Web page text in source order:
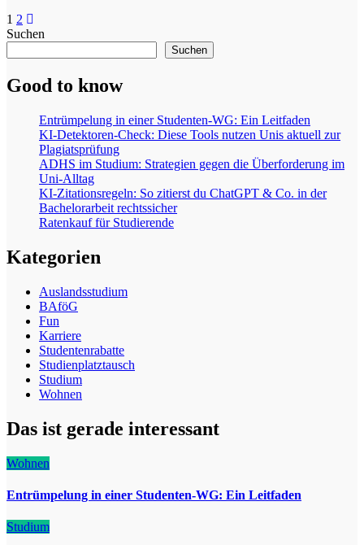
Seitennummerierung
der
1 2
Suchen
Suchen
Good to know
Entrümpelung in einer Studenten-WG: Ein Leitfaden
KI-Detektoren-Check: Diese Tools nutzen Unis aktuell zur
Plagiatsprüfung
ADHS im Studium: Strategien gegen die Überforderung im
Uni-Alltag
KI-Zitationsregeln: So zitierst du ChatGPT & Co. in der
Bachelorarbeit rechtssicher
Ratenkauf für Studierende
Kategorien
Auslandsstudium
BAföG
Fun
Karriere
Studentenrabatte
Studienplatztausch
Studium
Wohnen
Das ist gerade interessant
Wohnen
Entrümpelung in einer Studenten-WG: Ein Leitfaden
Studium